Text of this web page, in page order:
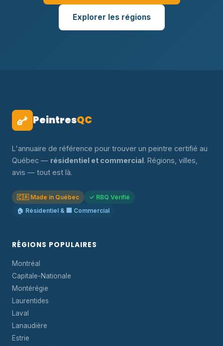
Explorer les régions
PeintresQC
L'annuaire de référence pour trouver un peintre certifié au
Québec — résidentiel et commercial. Régions, villes,
avis — tout est là.
🇨🇦 Made in Québec
✓ RBQ Vérifié
🏠 Résidentiel & 🏢 Commercial
RÉGIONS POPULAIRES
Montréal
Capitale-Nationale
Montérégie
Laurentides
Laval
Lanaudière
Estrie